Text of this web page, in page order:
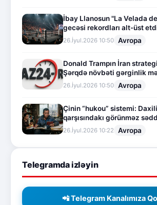
İbay Llanosun "La Velada
gecəsi rekordları alt-üst
26.İyul.2026 10:50 Avropa
Donald Trampın İran
Şərqdə növbəti gərginlik
26.İyul.2026 10:50 Avropa
Çinin “hukou” sistemi:
qarşısındakı görünməz sədd
26.İyul.2026 10:22 Avropa
Telegramda izləyin
📲 Telegram Kanalımıza